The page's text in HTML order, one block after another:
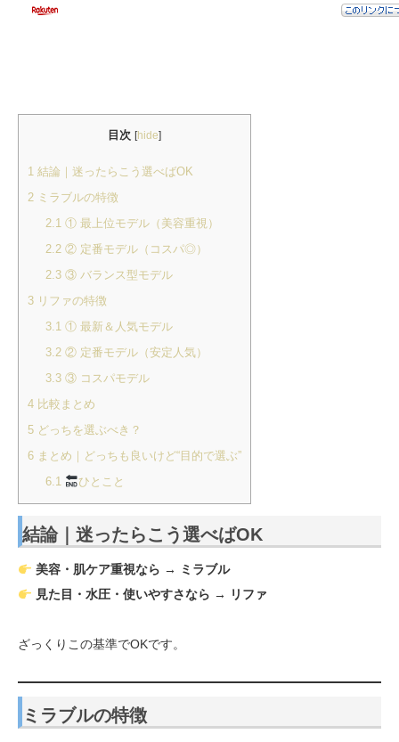
目次 [hide]
1 結論｜迷ったらこう選べばOK
2 ミラブルの特徴
2.1① 最上位モデル（美容重視）
2.2② 定番モデル（コスパ◎）
2.3③ バランス型モデル
3 リファの特徴
3.1① 最新＆人気モデル
3.2② 定番モデル（安定人気）
3.3③ コスパモデル
4 比較まとめ
5 どっちを選ぶべき？
6 まとめ｜どっちも良いけど“目的で選ぶ”
6.1
ひとこと
結論｜迷ったらこう選べばOK
美容・肌ケア重視なら → ミラブル
見た目・水圧・使いやすさなら → リファ
ざっくりこの基準でOKです。
ミラブルの特徴